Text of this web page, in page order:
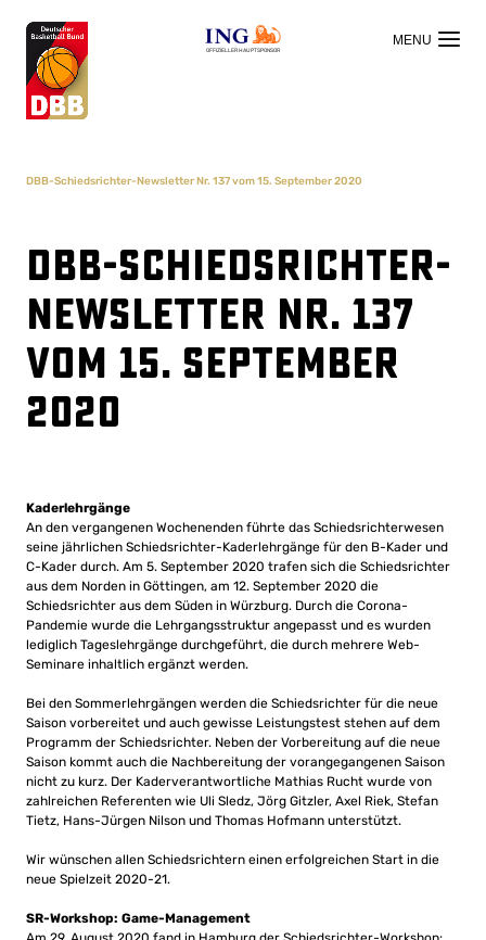
OFFIZIELLER HAUPTSPONSOR
DBB-Schiedsrichter-Newsletter Nr. 137 vom 15. September 2020
DBB-Schiedsrichter-
Newsletter Nr. 137
vom 15. September
2020
Kaderlehrgänge
An den vergangenen Wochenenden führte das Schiedsrichterwesen
seine jährlichen Schiedsrichter-Kaderlehrgänge für den B-Kader und
C-Kader durch. Am 5. September 2020 trafen sich die Schiedsrichter
aus dem Norden in Göttingen, am 12. September 2020 die
Schiedsrichter aus dem Süden in Würzburg. Durch die Corona-
Pandemie wurde die Lehrgangsstruktur angepasst und es wurden
lediglich Tageslehrgänge durchgeführt, die durch mehrere Web-
Seminare inhaltlich ergänzt werden.
Bei den Sommerlehrgängen werden die Schiedsrichter für die neue
Saison vorbereitet und auch gewisse Leistungstest stehen auf dem
Programm der Schiedsrichter. Neben der Vorbereitung auf die neue
Saison kommt auch die Nachbereitung der vorangegangenen Saison
nicht zu kurz. Der Kaderverantwortliche Mathias Rucht wurde von
zahlreichen Referenten wie Uli Sledz, Jörg Gitzler, Axel Riek, Stefan
Tietz, Hans-Jürgen Nilson und Thomas Hofmann unterstützt.
Wir wünschen allen Schiedsrichtern einen erfolgreichen Start in die
neue Spielzeit 2020-21.
SR-Workshop: Game-Management